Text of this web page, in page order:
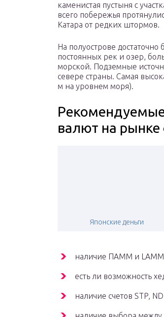
каменистая пустыня с
всего побережья
Катара от редких штормов.
На полуострове
постоянных рек и озер,
морской. Подземные
севере страны. Самая
м на уровнем моря).
валют на рынке
Японские деньги
наличие ПАММ и
есть ли возможность
наличие счетов STP,